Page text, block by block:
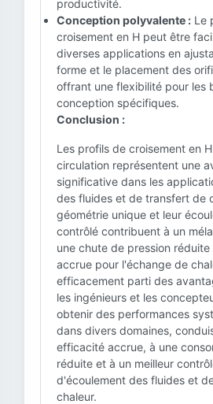
productivité.
Conception polyvalente : Le
croisement en H peut être
diverses applications en
forme et le placement des
offrant une flexibilité pour les
conception spécifiques.
Conclusion :
Les profils de croisement en
circulation représentent une
significative dans les
des fluides et de transfert de
géométrie unique et leur
contrôlé contribuent à un
une chute de pression
accrue pour l'échange de
efficacement parti des
les ingénieurs et les
obtenir des performances
dans divers domaines,
efficacité accrue, à une
réduite et à un meilleur
d'écoulement des fluides et
chaleur.